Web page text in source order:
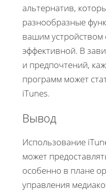
альтернатив,
разнообразные
вашим
эффективной. В
и предпочтений,
программ может
iTunes.
Вывод
Использование
может
особенно в плане
управления